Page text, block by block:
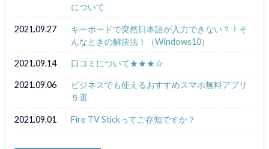
について
2021.09.27
キーボードで突然日本語が入力できない？！そ
んなときの解決法！（Windows10）
2021.09.14 口コミについて★★★☆
2021.09.06
ビジネスでも使えるおすすめスマホ無料アプリ
５選
2021.09.01 Fire TV Stickってご存知ですか？